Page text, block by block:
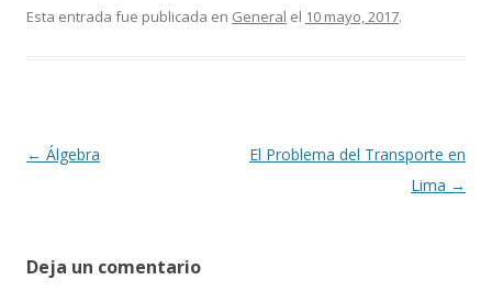
e
k
itt m
Esta entrada fue publicada en General el 10 mayo, 2017.
Navegación
← Álgebra
El Problema del Transporte en
Lima →
Deja un comentario